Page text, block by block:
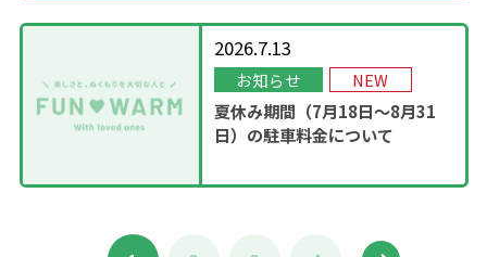
2026.7.13
お知らせ NEW
夏休み期間（7月18日～8月31
日）の駐車料金について